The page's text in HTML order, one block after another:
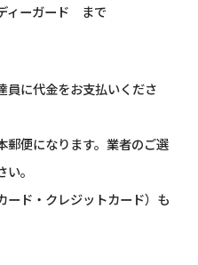
ィーガード まで
員に代金をお支払いくださ
郵便になります。業者のご選
。
ド・クレジットカード）も